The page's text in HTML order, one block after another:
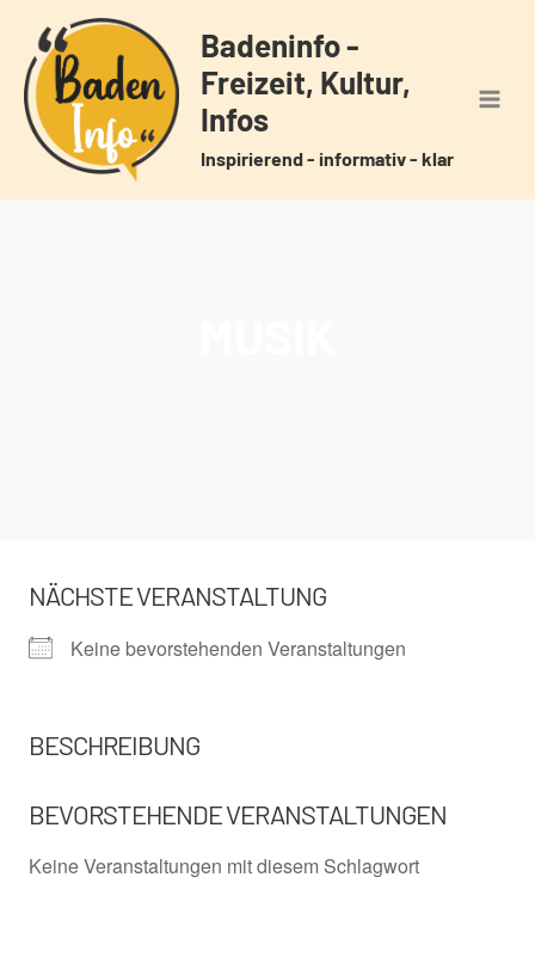
Inhalt
springen
Badeninfo -
Freizeit, Kultur,
Infos
Inspirierend - informativ - klar
NÄCHSTE VERANSTALTUNG
Keine bevorstehenden Veranstaltungen
BESCHREIBUNG
BEVORSTEHENDE VERANSTALTUNGEN
Keine Veranstaltungen mit diesem Schlagwort